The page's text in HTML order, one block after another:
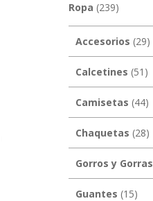
Ropa (239)
Accesorios (29)
Calcetines (51)
Camisetas (44)
Chaquetas (28)
Gorros y Gorras
Guantes (15)